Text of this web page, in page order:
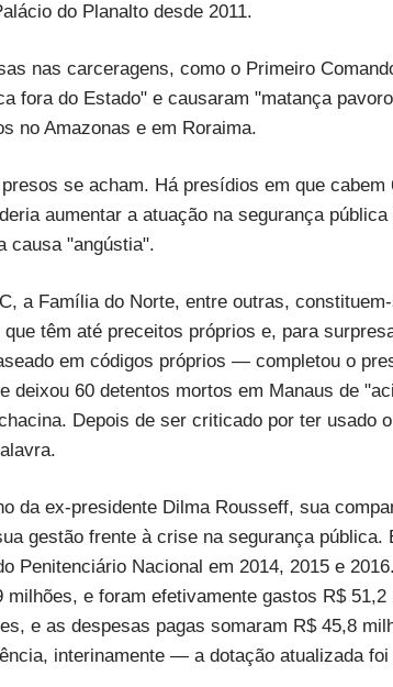
do Planalto desde 2011.
nas carceragens, como o Primeiro
fora do Estado" e causaram "matança
no Amazonas e em Roraima.
se acham. Há presídios em que cabem
aumentar a atuação na segurança pública
causa "angústia".
a Família do Norte, entre outras,
têm até preceitos próprios e, para
em códigos próprios — completou o
deixou 60 detentos mortos em Manaus de
Depois de ser criticado por ter usado
da ex-presidente Dilma Rousseff, sua
gestão frente à crise na segurança pública.
Penitenciário Nacional em 2014, 2015 e
e foram efetivamente gastos R$ 51,2
e as despesas pagas somaram R$ 45,8
interinamente — a dotação atualizada foi